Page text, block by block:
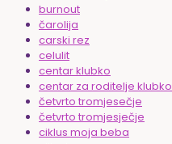
burnout
čarolija
carski rez
celulit
centar klubko
centar za roditelje klubko
četvrto tromjesečje
četvrto tromjesječje
ciklus moja beba